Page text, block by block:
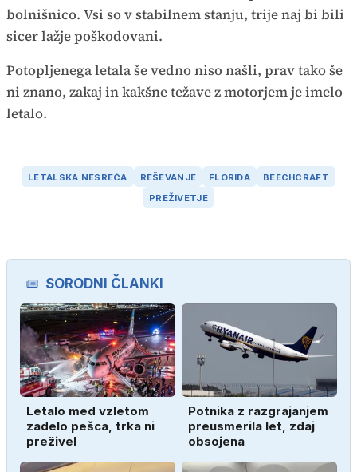
bolnišnico. Vsi so v stabilnem stanju, trije naj bi bili
sicer lažje poškodovani.
Potopljenega letala še vedno niso našli, prav tako še
ni znano, zakaj in kakšne težave z motorjem je imelo
letalo.
LETALSKA NESREČA REŠEVANJE FLORIDA
BEECHCRAFT
PREŽIVETJE
SORODNI ČLANKI
Letalo med vzletom
zadelo pešca, trka ni
preživel
Potnika z razgrajanjem
preusmerila let, zdaj
obsojena